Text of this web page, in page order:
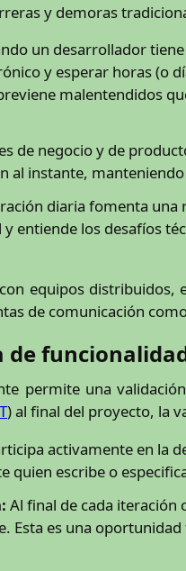
y demoras
un desarrollador
y esperar horas (o
malentendidos
de negocio y de
al instante,
diaria fomenta
entiende los desafíos
equipos
de comunicación
de
permite una
) al final del proyecto, la
activamente en la
quien escribe o
Al final de cada iteración
Esta es una